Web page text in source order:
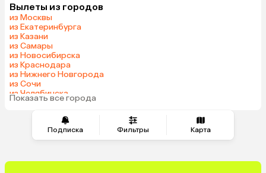
Подписка Фильтры Карта
Грузия
Армения
Казахстан
Узбекистан
Сербия
Кипр
Иордания
Саудовская Аравия
Таджикистан
Венгрия
Болгария
Вылеты из городов
из Москвы
из Екатеринбурга
из Казани
из Самары
из Новосибирска
из Краснодара
из Нижнего Новгорода
из Сочи
из Челябинска
из Тюмени
Показать все города